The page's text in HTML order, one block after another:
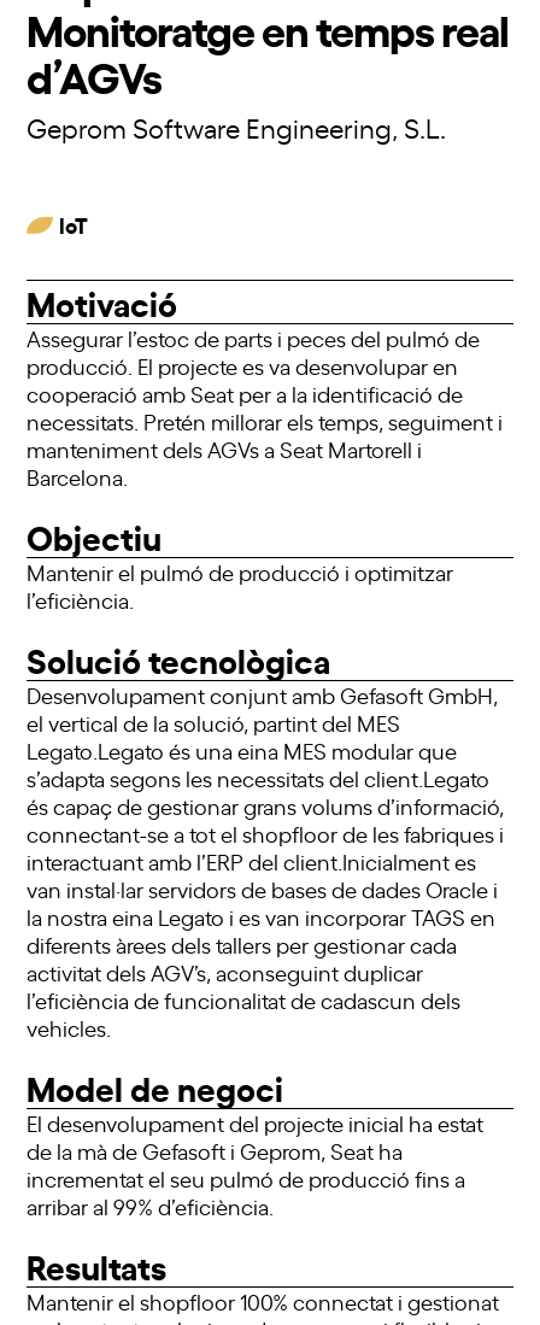
Monitoratge en temps real
d’AGVs
Geprom Software Engineering, S.L.
IoT
Motivació
Assegurar l’estoc de parts i peces del pulmó de
producció. El projecte es va desenvolupar en
cooperació amb Seat per a la identificació de
necessitats. Pretén millorar els temps, seguiment i
manteniment dels AGVs a Seat Martorell i
Barcelona.
Objectiu
Mantenir el pulmó de producció i optimitzar
l’eficiència.
Solució tecnològica
Desenvolupament conjunt amb Gefasoft GmbH,
el vertical de la solució, partint del MES
Legato.Legato és una eina MES modular que
s’adapta segons les necessitats del client.Legato
és capaç de gestionar grans volums d’informació,
connectant-se a tot el shopfloor de les fabriques i
interactuant amb l’ERP del client.Inicialment es
van instal·lar servidors de bases de dades Oracle i
la nostra eina Legato i es van incorporar TAGS en
diferents àrees dels tallers per gestionar cada
activitat dels AGV’s, aconseguint duplicar
l’eficiència de funcionalitat de cadascun dels
vehicles.
Model de negoci
El desenvolupament del projecte inicial ha estat
de la mà de Gefasoft i Geprom, Seat ha
incrementat el seu pulmó de producció fins a
arribar al 99% d’eficiència.
Resultats
Mantenir el shopfloor 100% connectat i gestionat